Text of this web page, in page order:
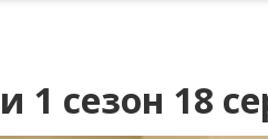
1 сезон 18